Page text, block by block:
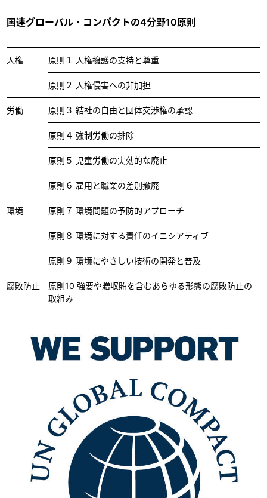
国連グローバル・コンパクトの4分野10原則
人権 原則１ 人権擁護の支持と尊重
原則２ 人権侵害への非加担
労働 原則３ 結社の自由と団体交渉権の承認
原則４ 強制労働の排除
原則５ 児童労働の実効的な廃止
原則６ 雇用と職業の差別撤廃
環境 原則７ 環境問題の予防的アプローチ
原則８ 環境に対する責任のイニシアティブ
原則９ 環境にやさしい技術の開発と普及
腐敗防止
原則10 強要や贈収賄を含むあらゆる形態の腐敗防止の
取組み